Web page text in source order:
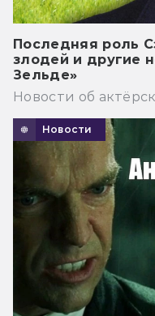
Последняя роль
злодей и другие
Зельде»
Новости об
Новости